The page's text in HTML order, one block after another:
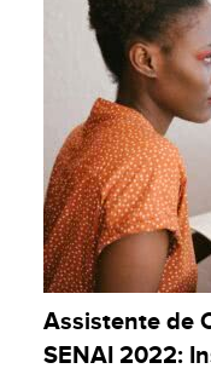
Assistente de
SENAI 2022: